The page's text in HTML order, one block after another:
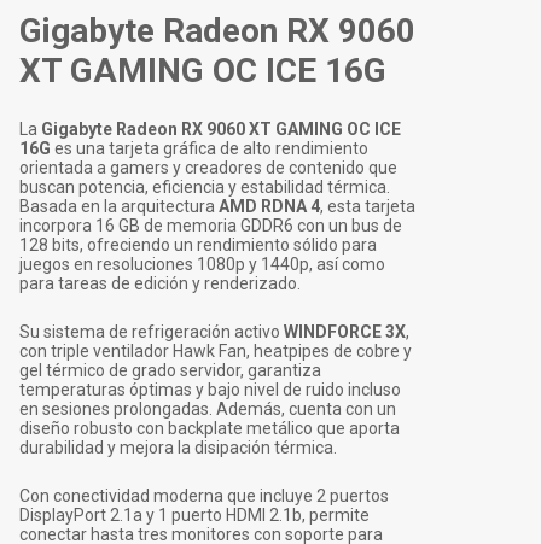
Gigabyte Radeon RX 9060
XT GAMING OC ICE 16G
La Gigabyte Radeon RX 9060 XT GAMING OC ICE
16G es una tarjeta gráfica de alto rendimiento
orientada a gamers y creadores de contenido que
buscan potencia, eficiencia y estabilidad térmica.
Basada en la arquitectura AMD RDNA 4, esta tarjeta
incorpora 16 GB de memoria GDDR6 con un bus de
128 bits, ofreciendo un rendimiento sólido para
juegos en resoluciones 1080p y 1440p, así como
para tareas de edición y renderizado.
Su sistema de refrigeración activo WINDFORCE 3X,
con triple ventilador Hawk Fan, heatpipes de cobre y
gel térmico de grado servidor, garantiza
temperaturas óptimas y bajo nivel de ruido incluso
en sesiones prolongadas. Además, cuenta con un
diseño robusto con backplate metálico que aporta
durabilidad y mejora la disipación térmica.
Con conectividad moderna que incluye 2 puertos
DisplayPort 2.1a y 1 puerto HDMI 2.1b, permite
conectar hasta tres monitores con soporte para